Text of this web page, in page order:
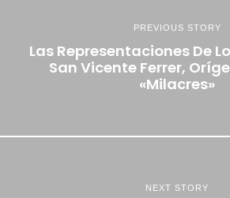
PREVIOUS STORY
Las Representaciones De
San Vicente Ferrer,
«milacres»
NEXT STORY